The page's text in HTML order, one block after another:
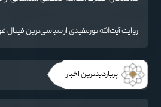
روایت آیت‌الله نورمفیدی از سیاسی‌ترین فینال
پربازدیدترین اخبار